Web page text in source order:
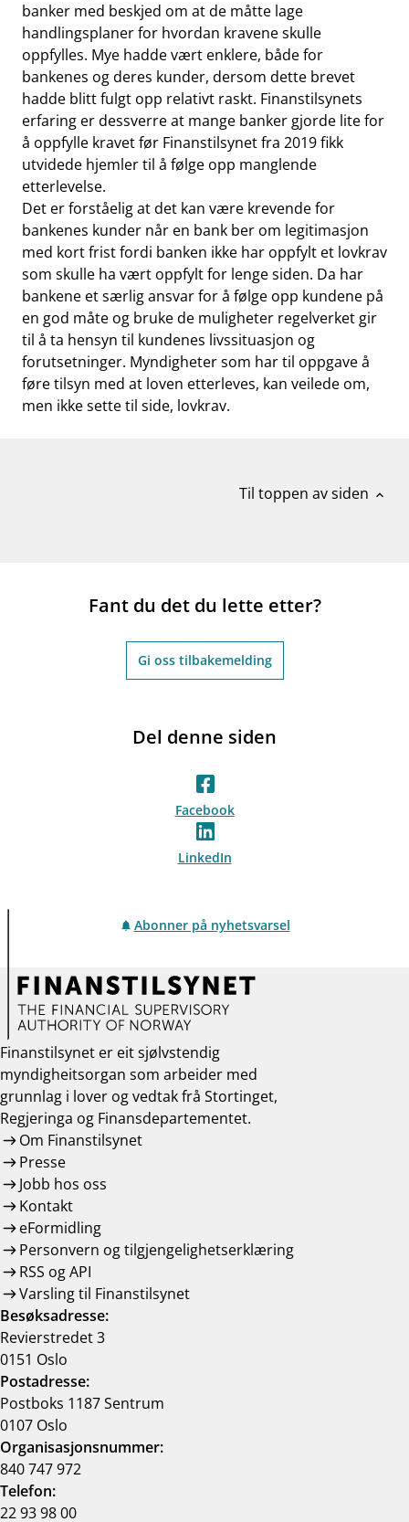
banker med beskjed om at de måtte lage
handlingsplaner for hvordan kravene skulle
oppfylles. Mye hadde vært enklere, både for
bankenes og deres kunder, dersom dette brevet
hadde blitt fulgt opp relativt raskt. Finanstilsynets
erfaring er dessverre at mange banker gjorde lite for
å oppfylle kravet før Finanstilsynet fra 2019 fikk
utvidede hjemler til å følge opp manglende
etterlevelse.
Det er forståelig at det kan være krevende for
bankenes kunder når en bank ber om legitimasjon
med kort frist fordi banken ikke har oppfylt et lovkrav
som skulle ha vært oppfylt for lenge siden. Da har
bankene et særlig ansvar for å følge opp kundene på
en god måte og bruke de muligheter regelverket gir
til å ta hensyn til kundenes livssituasjon og
forutsetninger. Myndigheter som har til oppgave å
føre tilsyn med at loven etterleves, kan veilede om,
men ikke sette til side, lovkrav.
Til toppen av siden expand_less
Fant du det du lette etter?
Gi oss tilbakemelding
Del denne siden
Facebook
LinkedIn
Abonner på nyhetsvarsel
Finanstilsynet er eit sjølvstendig
myndigheitsorgan som arbeider med
grunnlag i lover og vedtak frå Stortinget,
Regjeringa og Finansdepartementet.
Om Finanstilsynet
Presse
Jobb hos oss
Kontakt
eFormidling
Personvern og tilgjengelighetserklæring
RSS og API
Varsling til Finanstilsynet
Besøksadresse:
Revierstredet 3
0151 Oslo
Postadresse:
Postboks 1187 Sentrum
0107 Oslo
Organisasjonsnummer:
840 747 972
Telefon:
22 93 98 00